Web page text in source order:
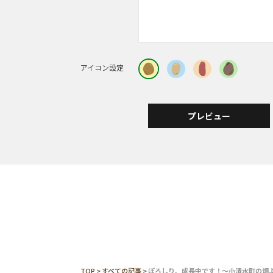
アイコン設定
プレビュー
TOP >すべての記事>ぽろしり、成長中です！～小清水町の畑